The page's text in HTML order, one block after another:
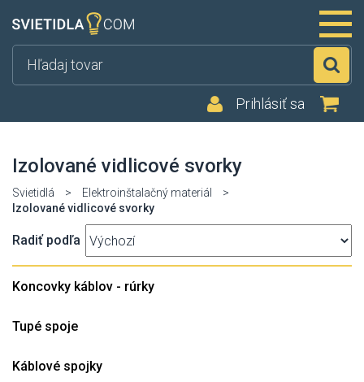
Prihlásiť sa
Izolované vidlicové svorky
Svietidlá > Elektroinštalačný materiál
>
Izolované vidlicové svorky
Radiť podľa
Koncovky káblov - rúrky
Tupé spoje
Káblové spojky